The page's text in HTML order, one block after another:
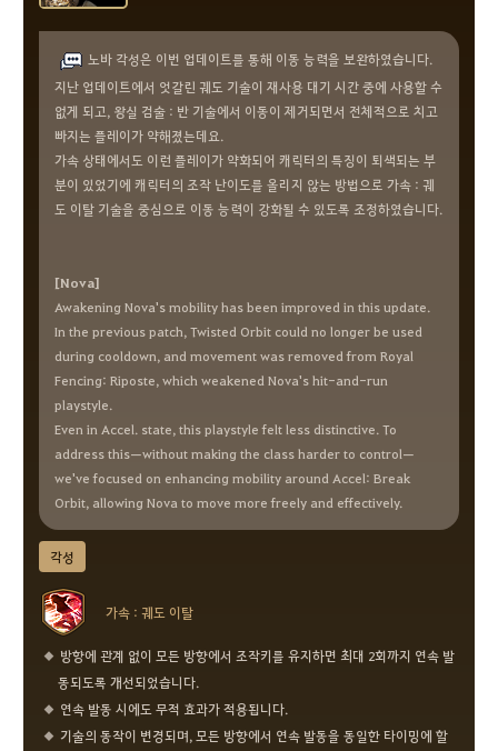
노바 각성은 이번 업데이트를 통해 이동 능력을 보완하였습니다.
지난 업데이트에서 엇갈린 궤도 기술이 재사용 대기 시간 중에 사용할 수
없게 되고, 왕실 검술 : 반 기술에서 이동이 제거되면서 전체적으로 치고
빠지는 플레이가 약해졌는데요.
가속 상태에서도 이런 플레이가 약화되어 캐릭터의 특징이 퇴색되는 부
분이 있었기에 캐릭터의 조작 난이도를 올리지 않는 방법으로 가속 : 궤
도 이탈 기술을 중심으로 이동 능력이 강화될 수 있도록 조정하였습니다.
[Nova]
Awakening Nova's mobility has been improved in this update.
In the previous patch, Twisted Orbit could no longer be used
during cooldown, and movement was removed from Royal
Fencing: Riposte, which weakened Nova's hit-and-run
playstyle.
Even in Accel. state, this playstyle felt less distinctive. To
address this—without making the class harder to control—
we've focused on enhancing mobility around Accel: Break
Orbit, allowing Nova to move more freely and effectively.
각성
가속 : 궤도 이탈
방향에 관계 없이 모든 방향에서 조작키를 유지하면 최대 2회까지 연속 발
동되도록 개선되었습니다.
연속 발동 시에도 무적 효과가 적용됩니다.
기술의 동작이 변경되며, 모든 방향에서 연속 발동을 동일한 타이밍에 할